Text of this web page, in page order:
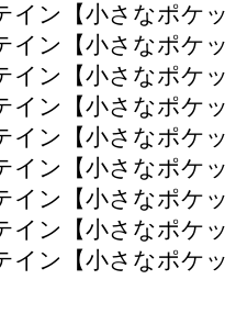
イン【小さなポケ
イン【小さなポケ
イン【小さなポケ
イン【小さなポケ
イン【小さなポケ
イン【小さなポケ
イン【小さなポケ
イン【小さなポケ
イン【小さなポケ